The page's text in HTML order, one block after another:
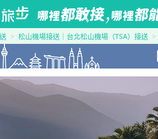
松山機場接送｜台北松山機場（TSA）接送